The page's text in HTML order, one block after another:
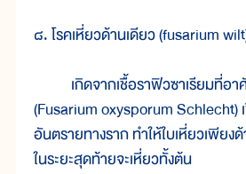
๘. โรคเหี่ยวด้านเดียว (fusarium
เกิดจากเชื้อราฟิวซาเรียมที่อา
(Fusarium oxysporum Schlecht) เ
อันตรายทางราก ทำให้ใบเหี่ยวเพียง
ในระยะสุดท้ายจะเหี่ยวทั้งต้น